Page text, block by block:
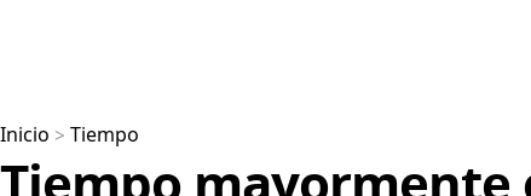
Inicio > Tiempo